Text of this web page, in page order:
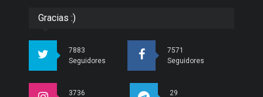
Gracias :)
7883
Seguidores
7571
Seguidores
3736 29